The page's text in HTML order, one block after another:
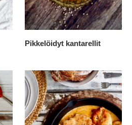
Pikkelöidyt kantarellit